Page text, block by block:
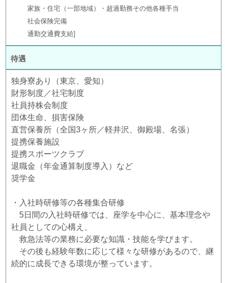
家族・住宅（一部地域）・超過勤務その他各種手当
社会保険完備
通勤交通費支給
待遇
独身寮あり（東京、愛知）
財形制度／社宅制度
社員持株会制度
団体生命、損害保険
直営保養所（全国3ヶ所／軽井沢、御殿場、名張）
提携保養施設
提携スポーツクラブ
退職金（年金通算制度導入）など
奨学金
・入社時研修等の各種集合研修
5日間の入社時研修では、座学を中心に、基本理念や
社員としての心構え、
救急法等の業務に必要な知識・技能を学びます。
その後も経験年数に応じて様々な研修があるので、継
続的に成長できる環境が整っています。